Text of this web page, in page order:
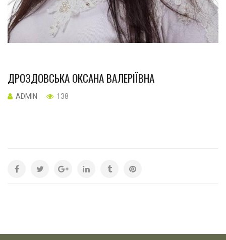
ДРОЗДОВСЬКА ОКСАНА ВАЛЕРІЇВНА
ADMIN 138